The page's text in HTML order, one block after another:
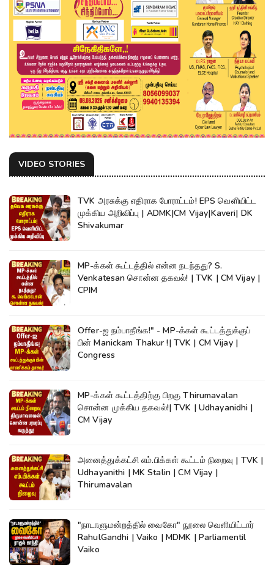
VIDEO STORIES
TVK அரசுக்கு எதிராக போராட்டம்! EPS வெளியிட்ட
முக்கிய அறிவிப்பு | ADMK|CM Vijay|Kaveri| DK
Shivakumar
MP-க்கள் கூட்டத்தில் என்ன நடந்தது? S.
Venkatesan சொன்ன தகவல்! | TVK | CM Vijay |
CPIM
Offer-ஐ நம்பாதீங்க!" - MP-க்கள் கூட்டத்துக்குப்
பின் Manickam Thakur !| TVK | CM Vijay |
Congress
MP-க்கள் கூட்டத்திற்கு பிறகு Thirumavalan
சொன்ன முக்கிய தகவல்!| TVK | Udhayanidhi |
CM Vijay
அனைத்துக்கட்சி எம்.பிக்கள் கூட்டம் நிறைவு | TVK |
Udhayanithi | MK Stalin | CM Vijay |
Thirumavalan
"நாடாளுமன்றத்தில் வைகோ" நூலை வெளியிட்டார்
RahulGandhi | Vaiko | MDMK | Parliamentil
Vaiko